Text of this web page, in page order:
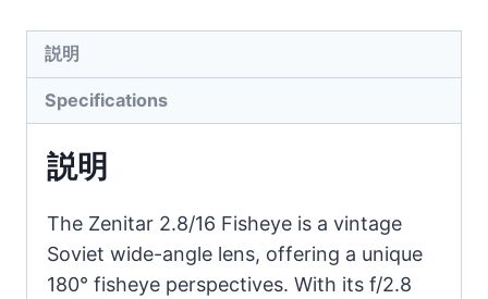
説明
Specifications
説明
The Zenitar 2.8/16 Fisheye is a vintage
Soviet wide-angle lens, offering a unique
180° fisheye perspectives. With its f/2.8